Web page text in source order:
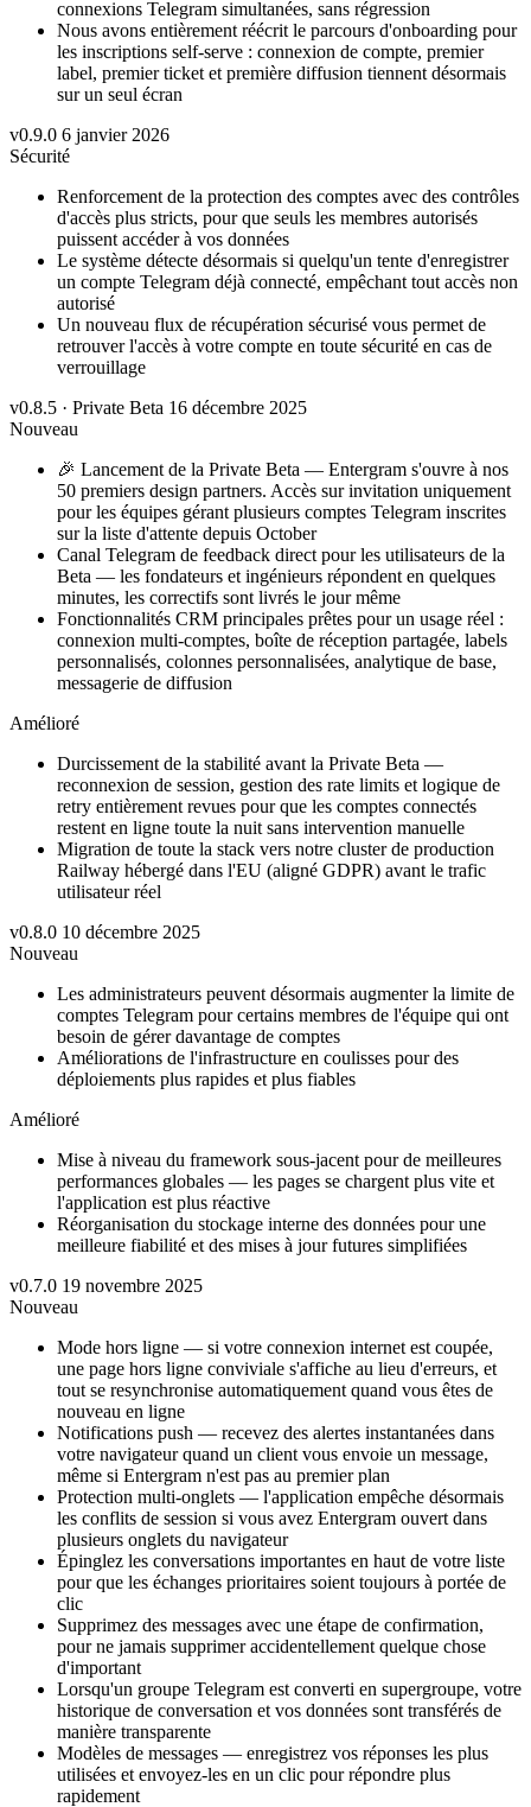
connexions Telegram simultanées, sans régression
Nous avons entièrement réécrit le parcours d'onboarding pour
les inscriptions self-serve : connexion de compte, premier
label, premier ticket et première diffusion tiennent désormais
sur un seul écran
v0.9.0 6 janvier 2026
Sécurité
Renforcement de la protection des comptes avec des contrôles
d'accès plus stricts, pour que seuls les membres autorisés
puissent accéder à vos données
Le système détecte désormais si quelqu'un tente d'enregistrer
un compte Telegram déjà connecté, empêchant tout accès non
autorisé
Un nouveau flux de récupération sécurisé vous permet de
retrouver l'accès à votre compte en toute sécurité en cas de
verrouillage
v0.8.5 · Private Beta 16 décembre 2025
Nouveau
🎉 Lancement de la Private Beta — Entergram s'ouvre à nos
50 premiers design partners. Accès sur invitation uniquement
pour les équipes gérant plusieurs comptes Telegram inscrites
sur la liste d'attente depuis October
Canal Telegram de feedback direct pour les utilisateurs de la
Beta — les fondateurs et ingénieurs répondent en quelques
minutes, les correctifs sont livrés le jour même
Fonctionnalités CRM principales prêtes pour un usage réel :
connexion multi-comptes, boîte de réception partagée, labels
personnalisés, colonnes personnalisées, analytique de base,
messagerie de diffusion
Amélioré
Durcissement de la stabilité avant la Private Beta —
reconnexion de session, gestion des rate limits et logique de
retry entièrement revues pour que les comptes connectés
restent en ligne toute la nuit sans intervention manuelle
Migration de toute la stack vers notre cluster de production
Railway hébergé dans l'EU (aligné GDPR) avant le trafic
utilisateur réel
v0.8.0 10 décembre 2025
Nouveau
Les administrateurs peuvent désormais augmenter la limite de
comptes Telegram pour certains membres de l'équipe qui ont
besoin de gérer davantage de comptes
Améliorations de l'infrastructure en coulisses pour des
déploiements plus rapides et plus fiables
Amélioré
Mise à niveau du framework sous-jacent pour de meilleures
performances globales — les pages se chargent plus vite et
l'application est plus réactive
Réorganisation du stockage interne des données pour une
meilleure fiabilité et des mises à jour futures simplifiées
v0.7.0 19 novembre 2025
Nouveau
Mode hors ligne — si votre connexion internet est coupée,
une page hors ligne conviviale s'affiche au lieu d'erreurs, et
tout se resynchronise automatiquement quand vous êtes de
nouveau en ligne
Notifications push — recevez des alertes instantanées dans
votre navigateur quand un client vous envoie un message,
même si Entergram n'est pas au premier plan
Protection multi-onglets — l'application empêche désormais
les conflits de session si vous avez Entergram ouvert dans
plusieurs onglets du navigateur
Épinglez les conversations importantes en haut de votre liste
pour que les échanges prioritaires soient toujours à portée de
clic
Supprimez des messages avec une étape de confirmation,
pour ne jamais supprimer accidentellement quelque chose
d'important
Lorsqu'un groupe Telegram est converti en supergroupe, votre
historique de conversation et vos données sont transférés de
manière transparente
Modèles de messages — enregistrez vos réponses les plus
utilisées et envoyez-les en un clic pour répondre plus
rapidement